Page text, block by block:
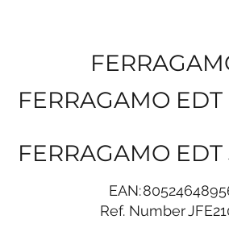
FERRAGAMO EDT
FERRAGAMO
EAN:
Ref. Number